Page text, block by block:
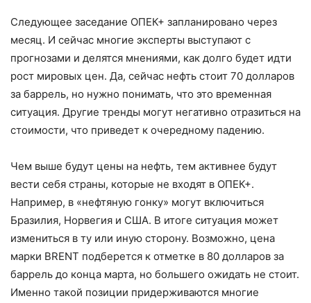
Следующее заседание ОПЕК+ запланировано через
месяц. И сейчас многие эксперты выступают с
прогнозами и делятся мнениями, как долго будет идти
рост мировых цен. Да, сейчас нефть стоит 70 долларов
за баррель, но нужно понимать, что это временная
ситуация. Другие тренды могут негативно отразиться на
стоимости, что приведет к очередному падению.
Чем выше будут цены на нефть, тем активнее будут
вести себя страны, которые не входят в ОПЕК+.
Например, в «нефтяную гонку» могут включиться
Бразилия, Норвегия и США. В итоге ситуация может
измениться в ту или иную сторону. Возможно, цена
марки BRENT подберется к отметке в 80 долларов за
баррель до конца марта, но большего ожидать не стоит.
Именно такой позиции придерживаются многие